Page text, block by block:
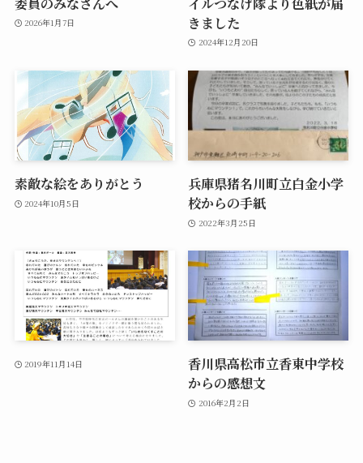
2026年1月7日
きました
2024年12月20日
素敵な絵をありがとう
2024年10月5日
兵庫県猪名川町立白金小学
校からの手紙
2022年3月25日
2019年11月14日
香川県高松市立香東中学校
からの感想文
2016年2月2日